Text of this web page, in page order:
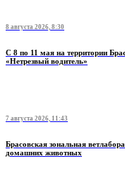
8 августа 2026, 8:30
С 8 по 11 мая на территории
«Нетрезвый водитель»
7 августа 2026, 11:43
Брасовская зональная
домашних животных